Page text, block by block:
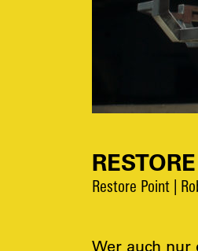
Restore Point |
Wer auch